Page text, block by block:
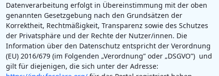
Datenverarbeitung erfolgt in Übereinstimmung mit der oben
genannten Gesetzgebung nach den Grundsätzen der
Korrektheit, Rechtmäßigkeit, Transparenz sowie des Schutzes
der Privatsphäre und der Rechte der Nutzer/innen. Die
Information über den Datenschutz entspricht der Verordnung
(EU) 2016/679 (im Folgenden „Verordnung” oder „DSGVO”) und
gilt für diejenigen, die sich unter der Adresse: